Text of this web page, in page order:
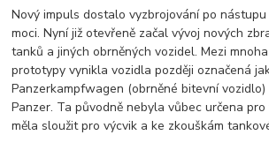
Nový impuls dostalo vyzbrojování po
moci. Nyní již otevřeně začal vývoj nových
tanků a jiných obrněných vozidel. Mezi
prototypy vynikla vozidla později označená
Panzerkampfwagen (obrněné bitevní vozidlo)
Panzer. Ta původně nebyla vůbec určena
měla sloužit pro výcvik a ke zkouškám